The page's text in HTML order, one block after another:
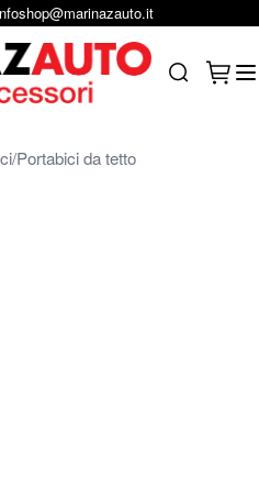
Portabici da tetto